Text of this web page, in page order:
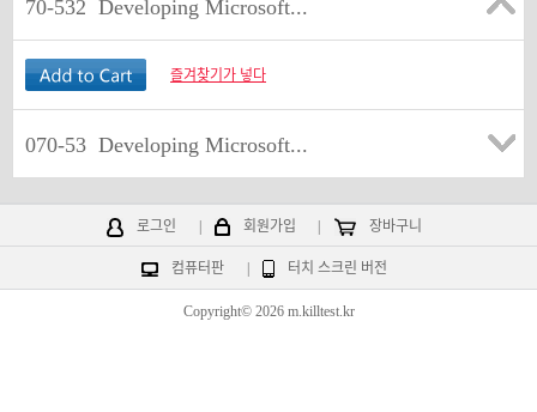
70-532 Developing Microsoft...
즐겨찾기가 넣다
070-53 Developing Microsoft...
로그인 회원가입 장바구니
컴퓨터판 터치 스크린 버전
Copyright© 2026 m.killtest.kr